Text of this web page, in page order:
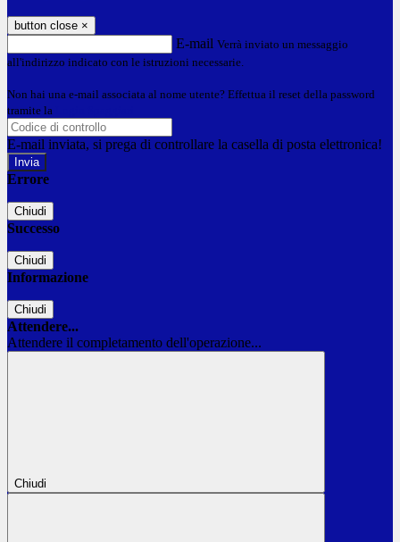
button close ×
E-mail Verrà inviato un messaggio
all'indirizzo indicato con le istruzioni necessarie.
Non hai una e-mail associata al nome utente? Effettua il reset della password
tramite la
E-mail inviata, si prega di controllare la casella di posta elettronica!
Errore
Chiudi
Successo
Chiudi
Informazione
Chiudi
Attendere...
Attendere il completamento dell'operazione...
Chiudi